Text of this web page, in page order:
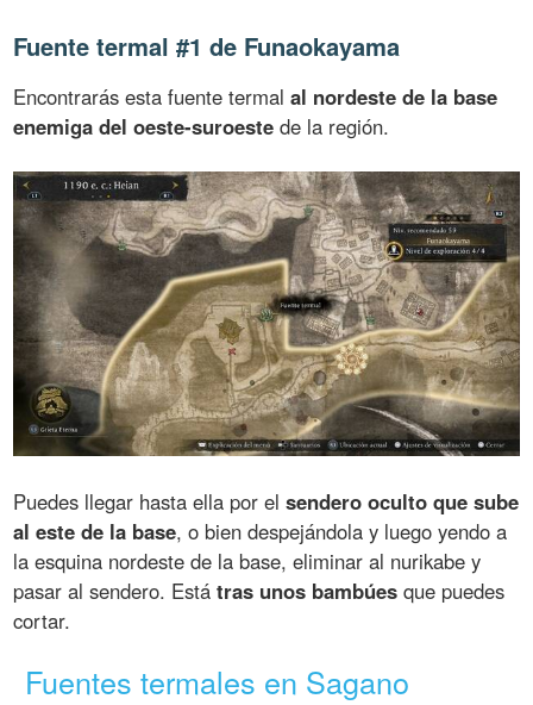
Fuente termal #1 de Funaokayama
Encontrarás esta fuente termalal nordeste de la base
enemiga del oeste-suroeste de la región.
Puedes llegar hasta ella por elsendero oculto que sube
al este de la base, o bien despejándola y luego yendo a
la esquina nordeste de la base, eliminar al nurikabe y
pasar al sendero. Estátras unos bambúes que puedes
cortar.
Fuentes termales en Sagano